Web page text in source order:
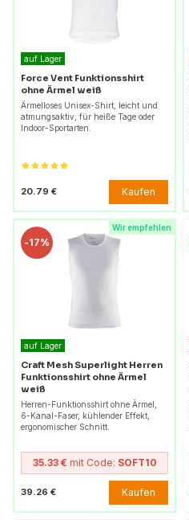
auf Lager
Force Vent Funktionsshirt
ohne Ärmel weiß
Ärmelloses Unisex-Shirt, leicht und
atmungsaktiv, für heiße Tage oder
Indoor-Sportarten.
20.79 € Kaufen
Wir empfehlen
-17%
auf Lager
Craft Mesh Superlight Herren
Funktionsshirt ohne Ärmel
weiß
Herren-Funktionsshirt ohne Ärmel,
6-Kanal-Faser, kühlender Effekt,
ergonomischer Schnitt.
35.33 € mit Code: SOFT10
39.26 € Kaufen